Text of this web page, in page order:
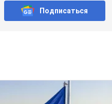
Подписаться